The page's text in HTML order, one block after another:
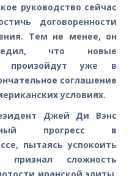
руководство сейчас
договоренности
Тем не менее, он
что новые
произойдут уже в
соглашение
условиях.
Джей Ди Вэнс
прогресс в
пытаясь успокоить
сложность